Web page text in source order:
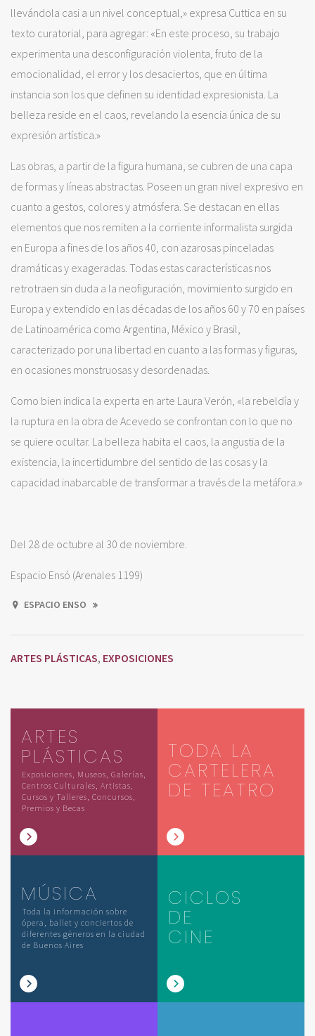
llevándola casi a un nivel conceptual,» expresa Cuttica en su
texto curatorial, para agregar: «En este proceso, su trabajo
experimenta una desconfiguración violenta, fruto de la
emocionalidad, el error y los desaciertos, que en última
instancia son los que definen su identidad expresionista. La
belleza reside en el caos, revelando la esencia única de su
expresión artística.»
Las obras, a partir de la figura humana, se cubren de una capa
de formas y líneas abstractas. Poseen un gran nivel expresivo en
cuanto a gestos, colores y atmósfera. Se destacan en ellas
elementos que nos remiten a la corriente informalista surgida
en Europa a fines de los años 40, con azarosas pinceladas
dramáticas y exageradas. Todas estas características nos
retrotraen sin duda a la neofiguración, movimiento surgido en
Europa y extendido en las décadas de los años 60 y 70 en países
de Latinoamérica como Argentina, México y Brasil,
caracterizado por una libertad en cuanto a las formas y figuras,
en ocasiones monstruosas y desordenadas.
Como bien indica la experta en arte Laura Verón, «la rebeldía y
la ruptura en la obra de Acevedo se confrontan con lo que no
se quiere ocultar. La belleza habita el caos, la angustia de la
existencia, la incertidumbre del sentido de las cosas y la
capacidad inabarcable de transformar a través de la metáfora.»
Del 28 de octubre al 30 de noviembre.
Espacio Ensó (Arenales 1199)
ESPACIO ENSO
ARTES PLÁSTICAS, EXPOSICIONES
ARTES
PLÁSTICAS
Exposiciones, Museos, Galerías,
Centros Culturales, Artistas,
Cursos y Talleres, Concursos,
Premios y Becas
TODA LA
CARTELERA
DE TEATRO
MÚSICA
Toda la información sobre
ópera, ballet y conciertos de
diferentes géneros en la ciudad
de Buenos Aires
CICLOS
DE
CINE